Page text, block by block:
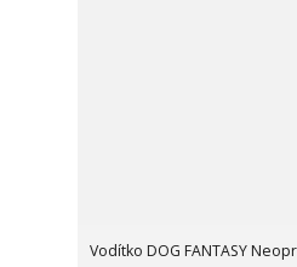
Vodítko DOG FANTASY